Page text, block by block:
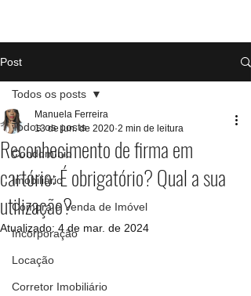
Post
Todos os posts
Condomínio
Imobiliário
Compra e Venda de Imóvel
Incorporação
Locação
Corretor Imobiliário
Todos os posts
Reconhecimento de firma em
cartório: É obrigatório? Qual a sua
utilização?
Manuela Ferreira
13 de jun. de 2020 2 min de leitura
Atualizado: 4 de mar. de 2024